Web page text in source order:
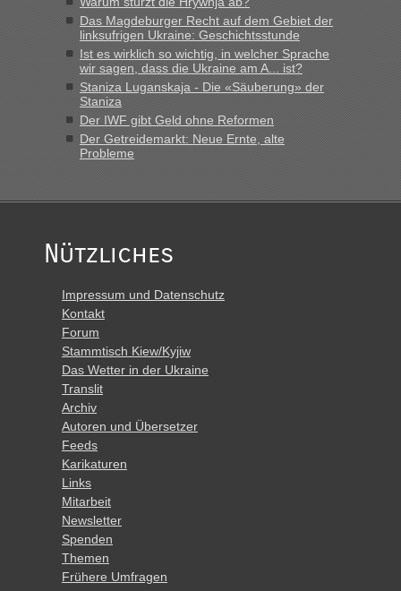
Berichte und Reisetipps • Re: An welchem
Grenzübergang zwischen Polen und der Ukraine geht es am
schnellsten?
„Derzeit, ist es überall sehr voll an den Grenzen Ukraine/
Polen. Zb. Krakovets 100 PKW ca. 10 h Wartezeit. Wollen
Montag rüber, versuchen es sehr früh.“
Das Magdeburger Recht auf dem Gebiet der
linksufrigen Ukraine: Geschichtsstunde
Ist es wirklich so wichtig, in welcher Sprache
wir sagen, dass die Ukraine am A... ist?
Staniza Luganskaja - Die «Säuberung» der
Staniza
Der IWF gibt Geld ohne Reformen
Der Getreidemarkt: Neue Ernte, alte
Probleme
Nützliches
Impressum und Datenschutz
Kontakt
Forum
Stammtisch Kiew/Kyjiw
Das Wetter in der Ukraine
Translit
Archiv
Autoren und Übersetzer
Feeds
Karikaturen
Links
Mitarbeit
Newsletter
Spenden
Themen
Frühere Umfragen